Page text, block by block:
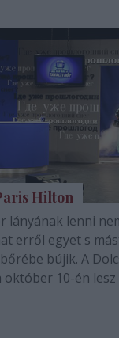
Hilton
lányának lenni
erről egyet s
bújik. A
10-én lesz